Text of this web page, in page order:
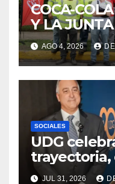
COCA-
Y LA
BETANIA
JORNADA
PARA
CUIDADO
AGO 4, 2026
SOCIALES
UDG
JUL 31, 2026